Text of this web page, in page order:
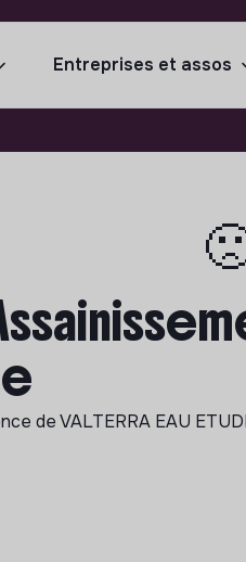
Entreprises et assos
deVALTERRA EAU